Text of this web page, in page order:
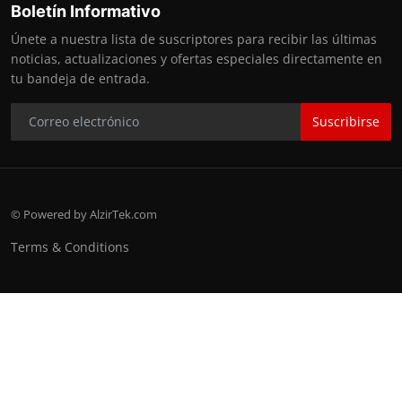
Boletín Informativo
Únete a nuestra lista de suscriptores para recibir las últimas
noticias, actualizaciones y ofertas especiales directamente en
tu bandeja de entrada.
Suscribirse
© Powered by AlzirTek.com
Terms & Conditions